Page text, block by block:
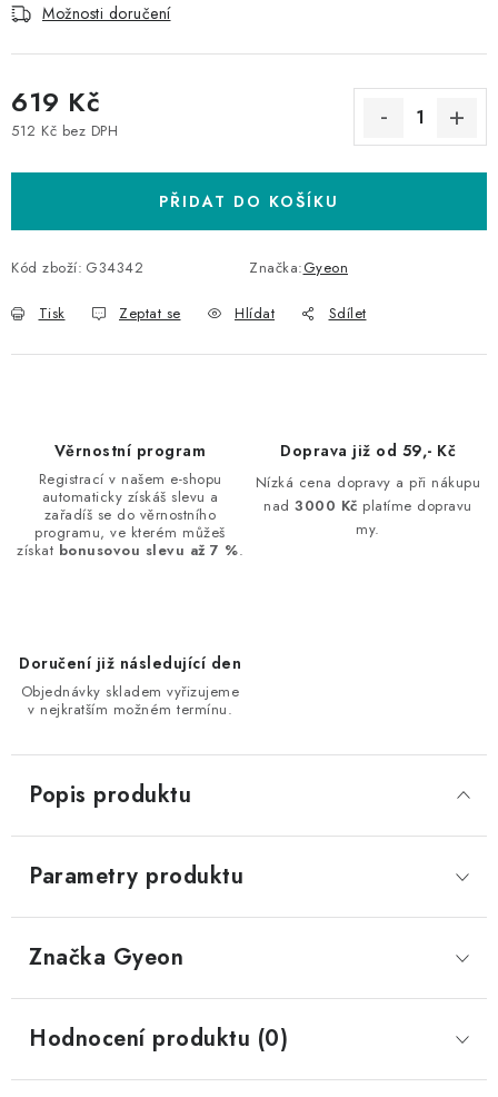
Možnosti doručení
619 Kč
512 Kč bez DPH
PŘIDAT DO KOŠÍKU
Kód zboží: G34342 Značka:Gyeon
Tisk Zeptat se Hlídat Sdílet
Věrnostní program
Registrací v našem e-shopu
automaticky získáš slevu a
zařadíš se do věrnostního
programu, ve kterém můžeš
získat bonusovou slevu až 7 %.
Doprava již od 59,- Kč
Nízká cena dopravy a při nákupu
nad3000 Kč platíme dopravu
my.
Doručení již následující den
Objednávky skladem vyřizujeme
v nejkratším možném termínu.
Popis produktu
Parametry produktu
Značka Gyeon
Hodnocení produktu (0)